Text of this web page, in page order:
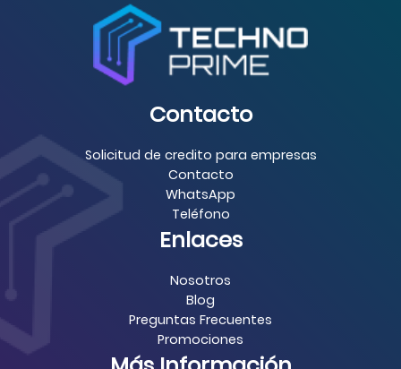
Contacto
Solicitud de credito para empresas
Contacto
WhatsApp
Teléfono
Enlaces
Nosotros
Blog
Preguntas Frecuentes
Promociones